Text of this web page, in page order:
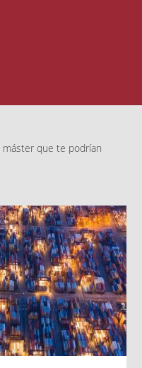
que te podrían